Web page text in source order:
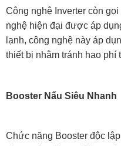
Công nghệ Inverter còn
nghệ hiện đại được áp
lạnh, công nghệ này áp
thiết bị nhằm tránh hao phí
Booster Nấu Siêu Nhanh
Chức năng Booster độc